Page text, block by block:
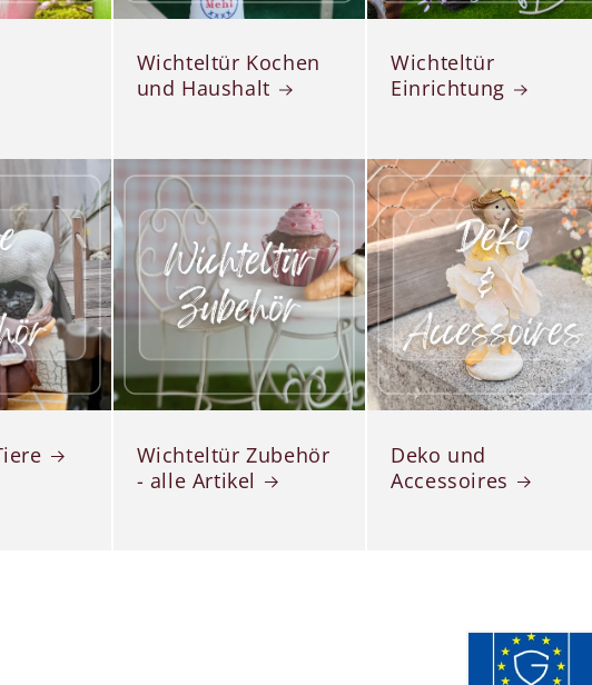
Wichteltür Kochen
und Haushalt
Wichteltür
Einrichtung
Wichteltür Zubehör
- alle Artikel
Deko und
Accessoires